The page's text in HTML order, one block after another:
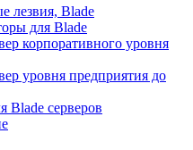
лезвия, Blade
для Blade
корпоративного уровня
уровня предприятия до
Blade серверов